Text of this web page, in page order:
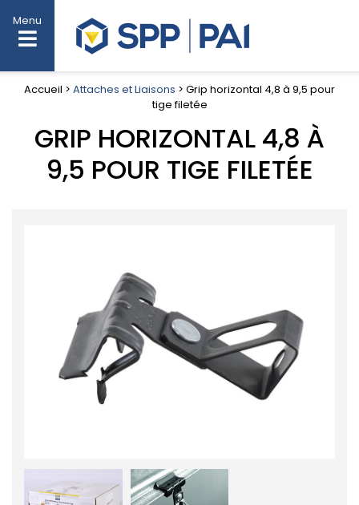
Menu
Accueil > Attaches et Liaisons > Grip horizontal 4,8 à 9,5 pour
tige filetée
GRIP HORIZONTAL 4,8 À
9,5 POUR TIGE FILETÉE